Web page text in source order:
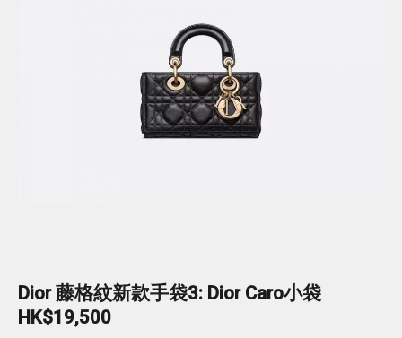
Dior 藤格紋新款手袋3: Dior Caro小袋
HK$19,500